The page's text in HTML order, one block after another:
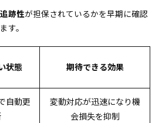
跡性が担保されているかを早期に確認
す。
状態 期待できる効果
自動更
変動対応が迅速になり機
会損失を抑制